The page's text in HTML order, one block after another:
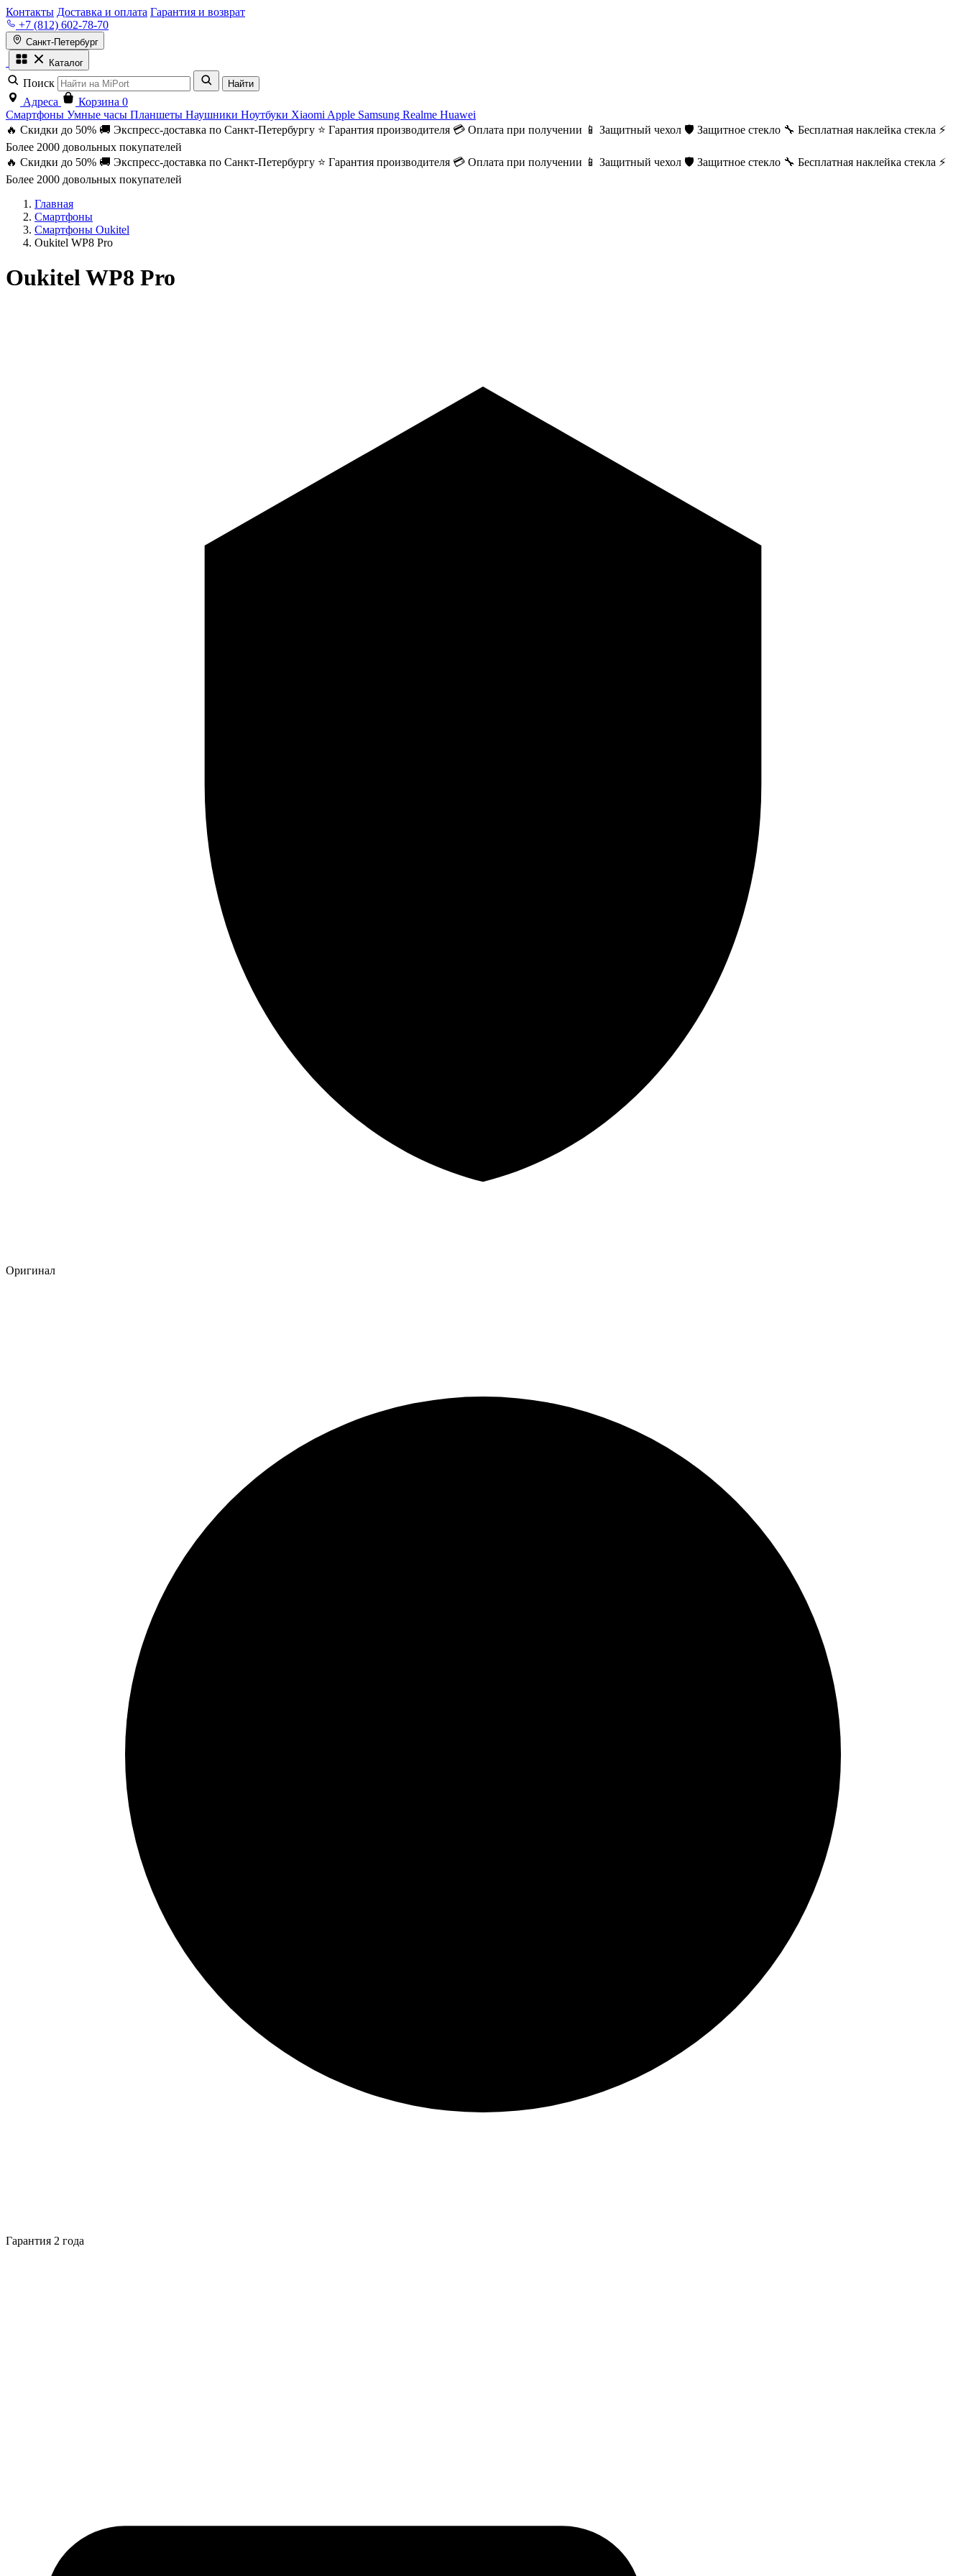
Контакты Доставка и оплата Гарантия и возврат
+7 (812) 602-78-70
Санкт-Петербург
Каталог
Поиск Найти
Адреса Корзина 0
Смартфоны Умные часы Планшеты Наушники Ноутбуки Xiaomi Apple Samsung Realme Huawei
🔥 Скидки до 50% 🚚 Экспресс-доставка по Санкт-Петербургу ⭐ Гарантия производителя 💳 Оплата при получении 📱 Защитный чехол 🛡️ Защитное стекло 🔧 Бесплатная наклейка стекла ⚡
Более 2000 довольных покупателей
🔥 Скидки до 50% 🚚 Экспресс-доставка по Санкт-Петербургу ⭐ Гарантия производителя 💳 Оплата при получении 📱 Защитный чехол 🛡️ Защитное стекло 🔧 Бесплатная наклейка стекла ⚡
Более 2000 довольных покупателей
Главная
Смартфоны
Смартфоны Oukitel
Oukitel WP8 Pro
Oukitel WP8 Pro
Оригинал
Гарантия 2 года